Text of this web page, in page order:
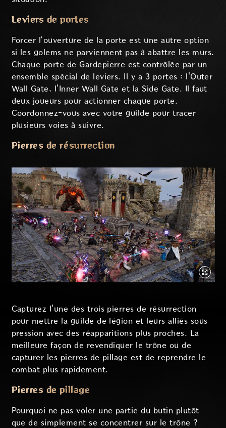
Leviers de portes
Forcer l’ouverture de la porte est une autre option
si les golems ne parviennent pas à abattre les murs.
Chaque porte de Gardepierre est contrôlée par un
ensemble spécial de leviers. Il y a 3 portes : l'Outer
Wall Gate, l'Inner Wall Gate et la Side Gate. Il faut
deux joueurs pour actionner chaque porte.
Coordonnez-vous avec votre guilde pour tracer
plusieurs voies à suivre.
Pierres de résurrection
Capturez l'une des trois pierres de résurrection
pour mettre la guilde de légion et leurs alliés sous
pression avec des réapparitions plus proches. La
meilleure façon de revendiquer le trône ou de
capturer les pierres de pillage est de reprendre le
combat plus rapidement.
Pierres de pillage
Pourquoi ne pas voler une partie du butin plutôt
que de simplement se concentrer sur le trône ?